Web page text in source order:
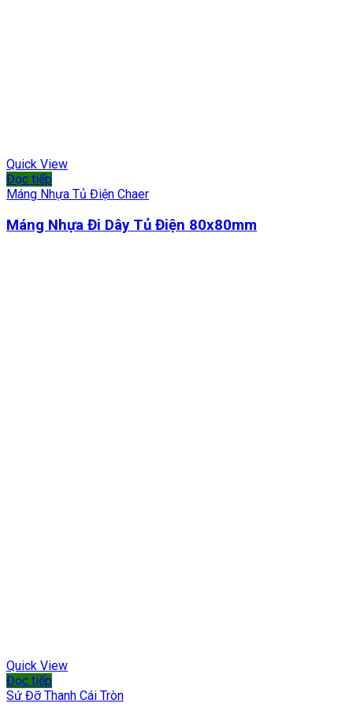
Quick View
Đọc tiếp
Máng Nhựa Tủ Điện Chaer
Máng Nhựa Đi Dây Tủ Điện 80x80mm
Quick View
Đọc tiếp
Sứ Đỡ Thanh Cái Tròn